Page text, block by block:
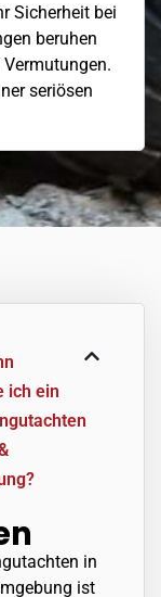
Sicherheit bei
beruhen
seriösen
ich ein
in
ist